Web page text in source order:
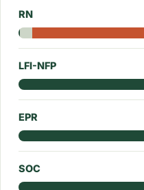
RN
LFI-NFP
EPR
SOC